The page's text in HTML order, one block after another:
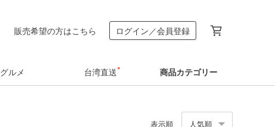
販売希望の方はこちら ログイン／会員登録
グルメ 台湾直送 商品カテゴリー
表示順 人気順